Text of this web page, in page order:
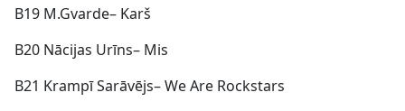
B19 M.Gvarde– Karš
B20 Nācijas Urīns– Mis
B21 Krampī Sarāvējs– We Are Rockstars